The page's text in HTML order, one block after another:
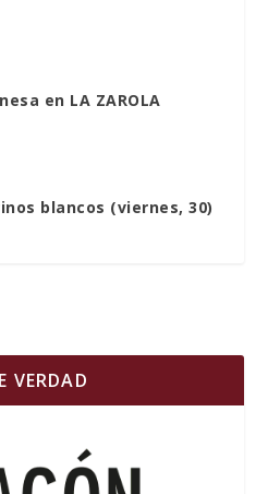
en LA ZAROLA
blancos (viernes, 30)
VERDAD